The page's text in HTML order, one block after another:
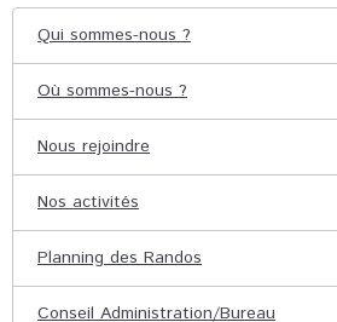
Qui sommes-nous ?
Où sommes-nous ?
Nous rejoindre
Nos activités
Planning des Randos
Conseil Administration/Bureau